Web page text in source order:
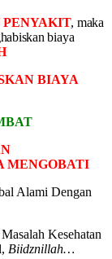
PENYAKIT, maka
biaya
BIAYA
MENGOBATI
Alami Dengan
Kesehatan
Biidznillah…